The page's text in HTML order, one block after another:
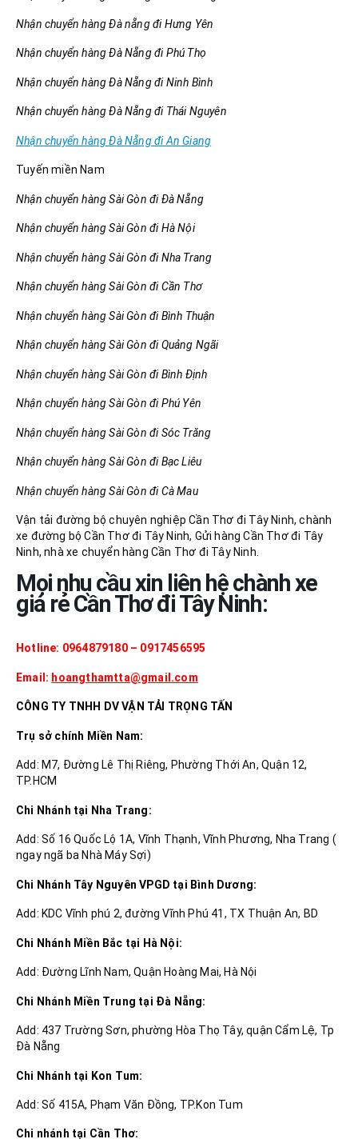
Nhận chuyển hàng Đà nẵng đi Hưng Yên
Nhận chuyển hàng Đà Nẵng đi Phú Thọ
Nhận chuyển hàng Đà Nẵng đi Ninh Bình
Nhận chuyển hàng Đà Nẵng đi Thái Nguyên
Nhận chuyển hàng Đà Nẵng đi An Giang
Tuyến miền Nam
Nhận chuyển hàng Sài Gòn đi Đà Nẵng
Nhận chuyển hàng Sài Gòn đi Hà Nội
Nhận chuyển hàng Sài Gòn đi Nha Trang
Nhận chuyển hàng Sài Gòn đi Cần Thơ
Nhận chuyển hàng Sài Gòn đi Bình Thuận
Nhận chuyển hàng Sài Gòn đi Quảng Ngãi
Nhận chuyển hàng Sài Gòn đi Bình Định
Nhận chuyển hàng Sài Gòn đi Phú Yên
Nhận chuyển hàng Sài Gòn đi Sóc Trăng
Nhận chuyển hàng Sài Gòn đi Bạc Liêu
Nhận chuyển hàng Sài Gòn đi Cà Mau
Vận tải đường bộ chuyên nghiệp Cần Thơ đi Tây Ninh, chành
xe đường bộ Cần Thơ đi Tây Ninh, Gửi hàng Cần Thơ đi Tây
Ninh, nhà xe chuyển hàng Cần Thơ đi Tây Ninh.
Mọi nhu cầu xin liên hệ chành xe
giá rẻ Cần Thơ đi Tây Ninh:
Hotline: 0964879180 – 0917456595
Email: hoangthamtta@gmail.com
CÔNG TY TNHH DV VẬN TẢI TRỌNG TẤN
Trụ sở chính Miền Nam:
Add: M7, Đường Lê Thị Riêng, Phường Thới An, Quận 12,
TP.HCM
Chi Nhánh tại Nha Trang:
Add: Số 16 Quốc Lộ 1A, Vĩnh Thạnh, Vĩnh Phương, Nha Trang (
ngay ngã ba Nhà Máy Sợi)
Chi Nhánh Tây Nguyên VPGD tại Bình Dương:
Add: KDC Vĩnh phú 2, đường Vĩnh Phú 41, TX Thuận An, BD
Chi Nhánh Miền Bắc tại Hà Nội:
Add: Đường Lĩnh Nam, Quận Hoàng Mai, Hà Nội
Chi Nhánh Miền Trung tại Đà Nẵng:
Add: 437 Trường Sơn, phường Hòa Thọ Tây, quận Cẩm Lệ, Tp
Đà Nẵng
Chi Nhánh tại Kon Tum:
Add: Số 415A, Phạm Văn Đồng, TP.Kon Tum
Chi nhánh tại Cần Thơ: